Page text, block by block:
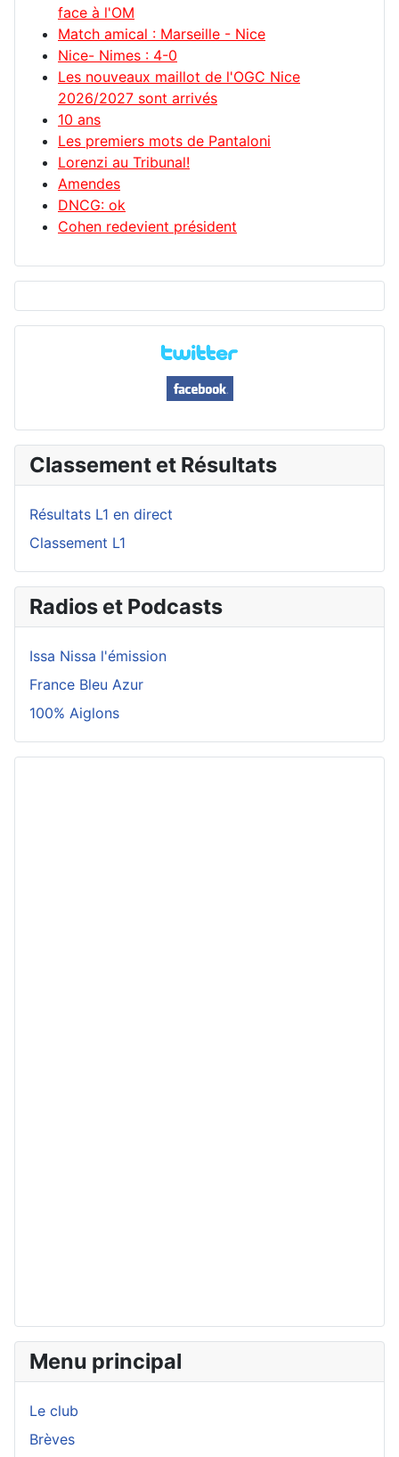
face à l'OM
Match amical : Marseille - Nice
Nice- Nimes : 4-0
Les nouveaux maillot de l'OGC Nice
2026/2027 sont arrivés
10 ans
Les premiers mots de Pantaloni
Lorenzi au Tribunal!
Amendes
DNCG: ok
Cohen redevient président
Classement et Résultats
Résultats L1 en direct
Classement L1
Radios et Podcasts
Issa Nissa l'émission
France Bleu Azur
100% Aiglons
Menu principal
Le club
Brèves